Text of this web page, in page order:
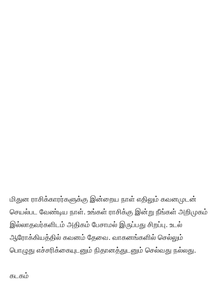
மிதுன ராசிக்காரர்களுக்கு இன்றைய நாள் எதிலும் கவனமுடன்
செயல்பட வேண்டிய நாள். உங்கள் ராசிக்கு இன்று நீங்கள் அறிமுகம்
இல்லாதவர்களிடம் அதிகம் பேசாமல் இருப்பது சிறப்பு. உடல்
ஆரோக்கியத்தில் கவனம் தேவை. வாகனங்களில் செல்லும்
பொழுது எச்சரிக்கையுடனும் நிதானத்துடனும் செல்வது நல்லது.
கடகம்